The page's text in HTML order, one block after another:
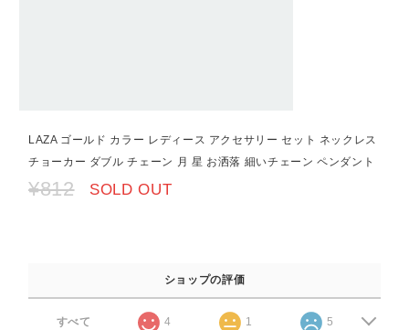
LAZA ゴールド カラー レディース アクセサリー セット ネックレス
チョーカー ダブル チェーン 月 星 お洒落 細いチェーン ペンダント
¥812 SOLD OUT
ショップの評価
すべて 4 1 5